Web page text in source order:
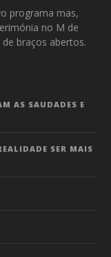
programa mas,
no M de
braços abertos.
AS SAUDADES E
SER MAIS